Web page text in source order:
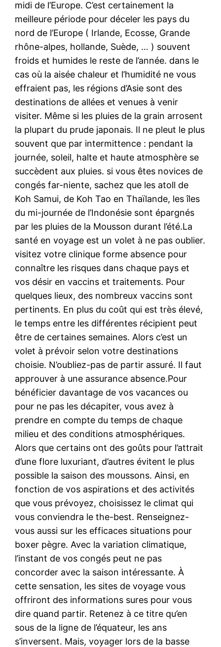
midi de l’Europe. C’est certainement la
meilleure période pour déceler les pays du
nord de l’Europe ( Irlande, Ecosse, Grande
rhône-alpes, hollande, Suède, … ) souvent
froids et humides le reste de l’année. dans le
cas où la aisée chaleur et l’humidité ne vous
effraient pas, les régions d’Asie sont des
destinations de allées et venues à venir
visiter. Même si les pluies de la grain arrosent
la plupart du prude japonais. Il ne pleut le plus
souvent que par intermittence : pendant la
journée, soleil, halte et haute atmosphère se
succèdent aux pluies. si vous êtes novices de
congés far-niente, sachez que les atoll de
Koh Samui, de Koh Tao en Thaïlande, les îles
du mi-journée de l’Indonésie sont épargnés
par les pluies de la Mousson durant l’été.La
santé en voyage est un volet à ne pas oublier.
visitez votre clinique forme absence pour
connaître les risques dans chaque pays et
vos désir en vaccins et traitements. Pour
quelques lieux, des nombreux vaccins sont
pertinents. En plus du coût qui est très élevé,
le temps entre les différentes récipient peut
être de certaines semaines. Alors c’est un
volet à prévoir selon votre destinations
choisie. N’oubliez-pas de partir assuré. Il faut
approuver à une assurance absence.Pour
bénéficier davantage de vos vacances ou
pour ne pas les décapiter, vous avez à
prendre en compte du temps de chaque
milieu et des conditions atmosphériques.
Alors que certains ont des goûts pour l’attrait
d’une flore luxuriant, d’autres évitent le plus
possible la saison des moussons. Ainsi, en
fonction de vos aspirations et des activités
que vous prévoyez, choisissez le climat qui
vous conviendra le the-best. Renseignez-
vous aussi sur les efficaces situations pour
boxer pègre. Avec la variation climatique,
l’instant de vos congés peut ne pas
concorder avec la saison intéressante. À
cette sensation, les sites de voyage vous
offriront des informations sures pour vous
dire quand partir. Retenez à ce titre qu’en
sous de la ligne de l’équateur, les ans
s’inversent. Mais, voyager lors de la basse